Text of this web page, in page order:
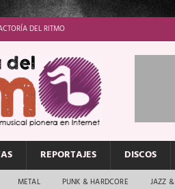
DEL RITMO
REPORTAJES DISCOS
METAL PUNK & HARDCORE JAZZ